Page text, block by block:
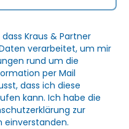
Kraus & Partner
verarbeitet, um mir
rund um die
per Mail
dass ich diese
kann. Ich habe die
zur
einverstanden.